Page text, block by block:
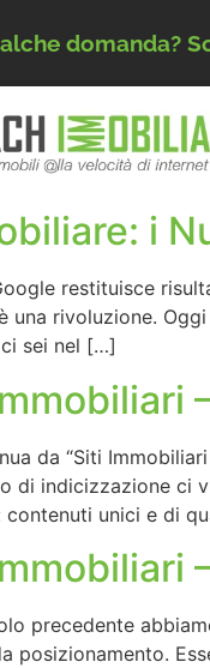
domanda?
i
restituisce
una rivoluzione.
sei nel […]
da “Siti
di indicizzazione ci
contenuti unici e di
precedente
posizionamento.